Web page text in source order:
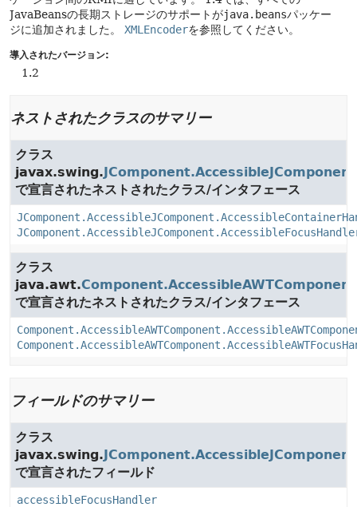
JavaBeansの長期ストレージのサポートがjava.beansパッケー
ジに追加されました。
XMLEncoderを参照してください。
導入されたバージョン:
1.2
ネストされたクラスのサマリー
クラス
javax.swing.JComponent.AccessibleJComponent
で宣言されたネストされたクラス/インタフェース
クラス
java.awt.Component.AccessibleAWTComponent
で宣言されたネストされたクラス/インタフェース
フィールドのサマリー
クラス
javax.swing.JComponent.AccessibleJComponent
で宣言されたフィールド
accessibleFocusHandler